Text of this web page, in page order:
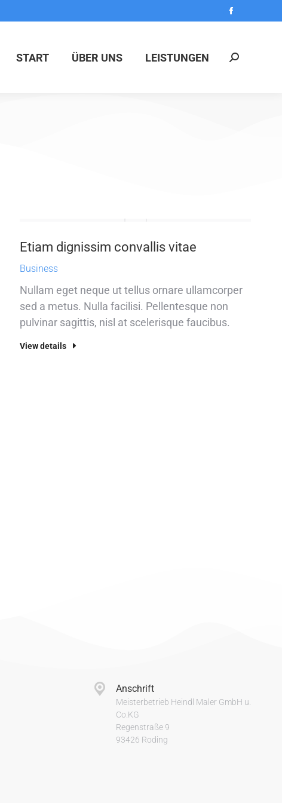
START ÜBER UNS LEISTUNGEN
Etiam dignissim convallis vitae
Business
Nullam eget neque ut tellus ornare ullamcorper
sed a metus. Nulla facilisi. Pellentesque non
pulvinar sagittis, nisl at scelerisque faucibus.
View details
Anschrift
Meisterbetrieb Heindl Maler GmbH u.
Co.KG
Regenstraße 9
93426 Roding